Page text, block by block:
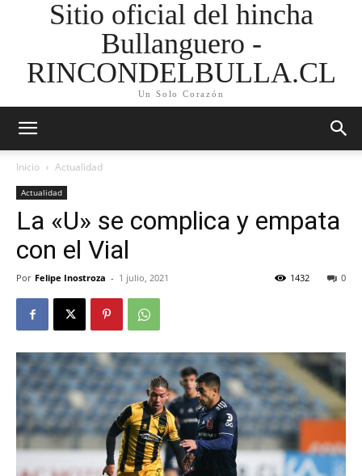
Sitio oficial del hincha
Bullanguero -
RINCONDELBULLA.CL
Un Solo Corazón
Inicio Actualidad
Actualidad
La «U» se complica y empata
con el Vial
Por Felipe Inostroza - 1 julio, 2021 0
1432